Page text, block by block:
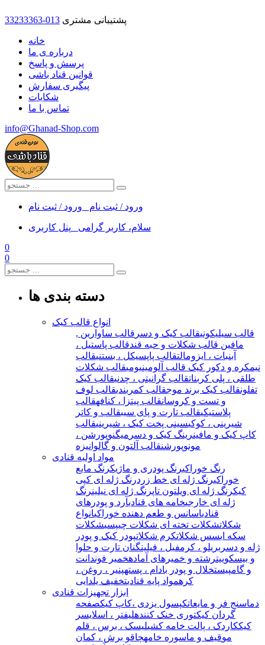
33233363-013 پشتیبانی مشتری
خانه
درباره ی ما
پرسش و پاسخ
قوانین قناد باشی
پیگیری سفارش
شکایات
تماس با ما
info@Ghanad-Shop.com
ورود / ثبت نام ورود / ثبت نام
سلام، کاربر گرامی
پنل کاربری
0
0
دسته بندی ها
انواع قالب کیک
قالب سیلیکونیقالب کیک و دسر قالب ساوارین ,
مافین قالب شکلات و حبه قندقالب پاستیل ،
آبنبات ، ایزومالتقالب پاپسیکل ، بستنیقالب
نیمکره و دکور کیک قالب آلومینیومیقالب شکلات
طلقی ، پلی کربناتقالب گرانیتی ، چدنیقالب کیک
تفلونقالب کیک برند موجقالب کمربندیقالب لوف
و تست و کروسانقالب پیتزا ، کنافهقالب
پلاستیکیقالب تارت و پای سیبقالب و کاتر
شیرینی ، کوکیسینی پخت کیک ، شیرینیقالب
کاپ کیک و مافینرینگ کیک و دسر میگنوپورشن ،
مونوپورشنقالب آلتون و گالوانیزه
مواد اولیه قنادی
رنگ خوراکیرنگ پودری و ماژیکرنگ مایع
خوراکیرنگ ژله ای خط زردرنگ ژله ای کپی
کیکرنگ ژله ای ویلتون تاپرنگ ژله ای نیلینرنگ
ژله ای خارجیخامه های قنادیآرد و پودرهای
قنادیاسانس و طعم دهنده خوراکیانواع
شکلاتشکلات تخته ای شکلات چیپسیشکلات
سکه ایسس شکلاتکرم شکلاتپودر کیک و پودر
ژله و دسر بریلو ، کرمفیل ، فیلینگنان تارت و حلوا
و بیسکوییترشته و خمیرهای آمادهخمیر فوندانت
و گامپیستخلال و پودر بادام ، پستهپنیر ، روغن ،
کرهمواد پایه قنادیتخفیف یلدایی
ابزار تجهیزات قنادی
دماسنج فر و مایعاتکپسول یزدی ،کاپ کیکصفحه
گردان کیکتوری خنک کنندهلیفتر ، اسلایسر
کیککاردک ، پالت خامه کشیلیسک ، برس ، قلم
موقیف و ماسوره خامهچاقو برش ، کمان